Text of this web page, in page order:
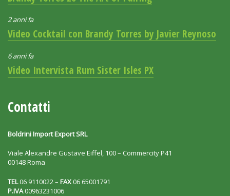
2 anni fa
Video Cocktail con Brandy Torres by Javier Reynoso
6 anni fa
Video Intervista Rum Sister Isles PX
Contatti
Boldrini Import Export SRL
Viale Alexandre Gustave Eiffel, 100 – Commercity P41
00148 Roma
TEL06 9110022 – FAX06 65001791
P.IVA00963231006